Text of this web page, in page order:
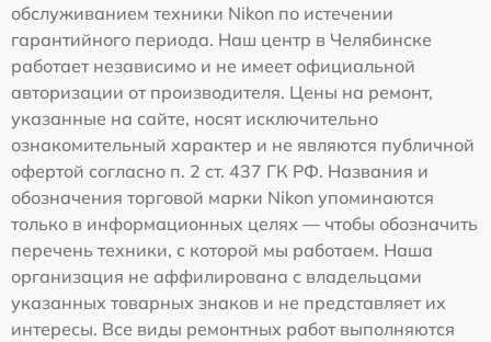
обслуживанием техники Nikon по истечении
гарантийного периода. Наш центр в Челябинске
работает независимо и не имеет официальной
авторизации от производителя. Цены на ремонт,
указанные на сайте, носят исключительно
ознакомительный характер и не являются публичной
офертой согласно п. 2 ст. 437 ГК РФ. Названия и
обозначения торговой марки Nikon упоминаются
только в информационных целях — чтобы обозначить
перечень техники, с которой мы работаем. Наша
организация не аффилирована с владельцами
указанных товарных знаков и не представляет их
интересы. Все виды ремонтных работ выполняются